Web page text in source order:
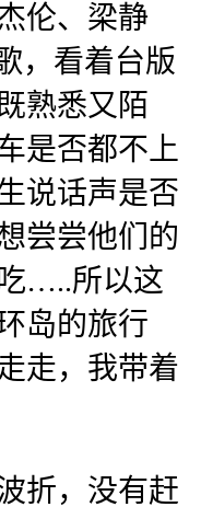
伦、梁静
，看着台版
熟悉又陌
是否都不上
说话声是否
尝尝他们的
…..所以这
岛的旅行
走，我带着
折，没有赶